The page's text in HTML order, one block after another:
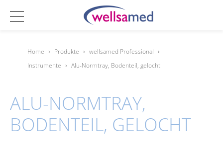
Home › Produkte › wellsamed Professional ›
Instrumente › Alu-Normtray, Bodenteil, gelocht
ALU-NORMTRAY,
BODENTEIL, GELOCHT